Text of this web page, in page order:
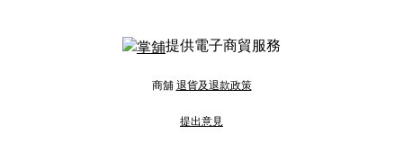
提供電子商貿服務
商舖 退貨及退款政策
提出意見